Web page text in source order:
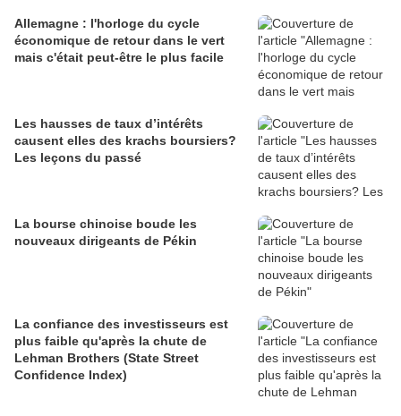
Allemagne : l'horloge du cycle
économique de retour dans le vert
mais c'était peut-être le plus facile
Les hausses de taux d’intérêts
causent elles des krachs boursiers?
Les leçons du passé
La bourse chinoise boude les
nouveaux dirigeants de Pékin
La confiance des investisseurs est
plus faible qu'après la chute de
Lehman Brothers (State Street
Confidence Index)